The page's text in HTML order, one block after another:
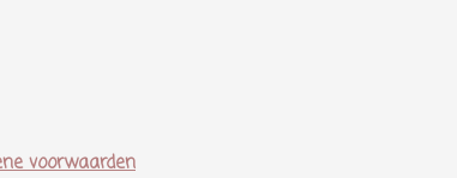
voorwaarden